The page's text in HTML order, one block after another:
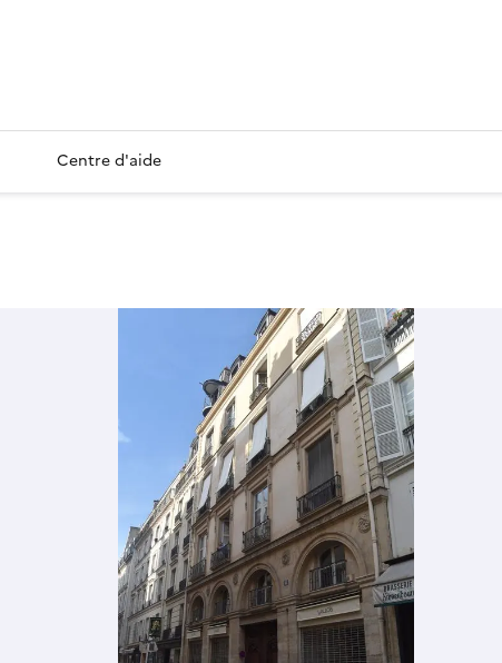
Centre d'aide